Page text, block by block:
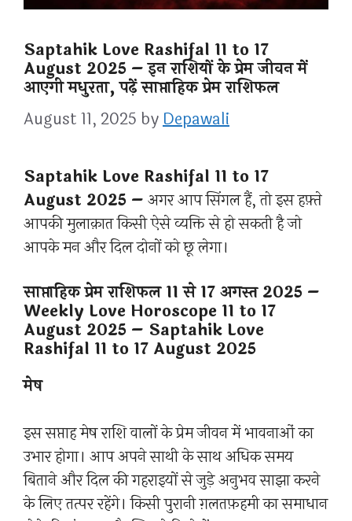
Saptahik Love Rashifal 11 to 17
August 2025 – इन राशियों के प्रेम जीवन में
आएगी मधुरता, पढ़ें साप्ताहिक प्रेम राशिफल
August 11, 2025 byDepawali
Saptahik Love Rashifal 11 to 17
August 2025 –अगर आप सिंगल हैं, तो इस हफ़्ते
आपकी मुलाक़ात किसी ऐसे व्यक्ति से हो सकती है जो
आपके मन और दिल दोनों को छू लेगा।
साप्ताहिक प्रेम राशिफल 11 से 17 अगस्त 2025 –
Weekly Love Horoscope 11 to 17
August 2025 – Saptahik Love
Rashifal 11 to 17 August 2025
मेष
इस सप्ताह मेष राशि वालों के प्रेम जीवन में भावनाओं का
उभार होगा। आप अपने साथी के साथ अधिक समय
बिताने और दिल की गहराइयों से जुड़े अनुभव साझा करने
के लिए तत्पर रहेंगे। किसी पुरानी ग़लतफ़हमी का समाधान